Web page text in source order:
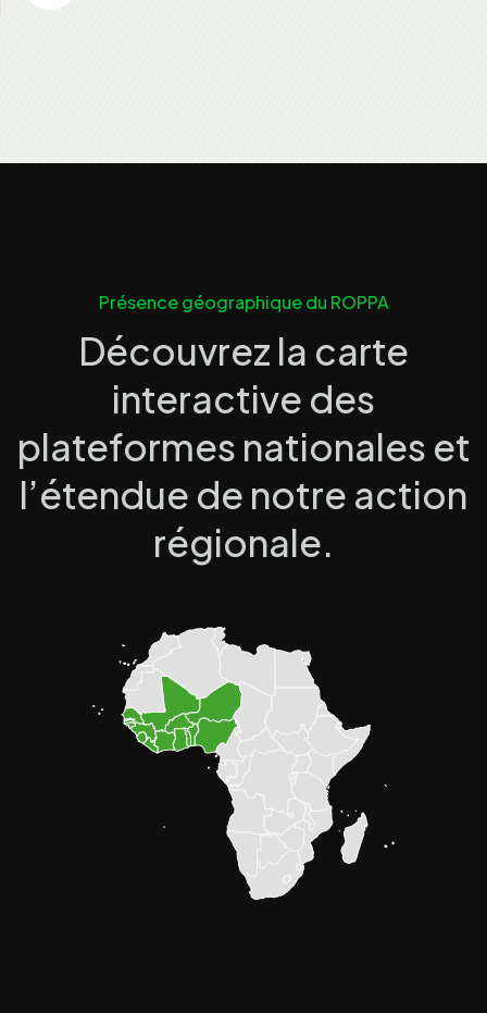
Présence géographique du ROPPA
Découvrez la carte
interactive des
plateformes nationales et
l’étendue de notre action
régionale.